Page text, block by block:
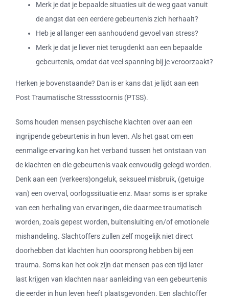
Merk je dat je bepaalde situaties uit de weg gaat vanuit
de angst dat een eerdere gebeurtenis zich herhaalt?
Heb je al langer een aanhoudend gevoel van stress?
Merk je dat je liever niet terugdenkt aan een bepaalde
gebeurtenis, omdat dat veel spanning bij je veroorzaakt?
Herken je bovenstaande? Dan is er kans dat je lijdt aan een
Post Traumatische Stressstoornis (PTSS).
Soms houden mensen psychische klachten over aan een
ingrijpende gebeurtenis in hun leven. Als het gaat om een
eenmalige ervaring kan het verband tussen het ontstaan van
de klachten en die gebeurtenis vaak eenvoudig gelegd worden.
Denk aan een (verkeers)ongeluk, seksueel misbruik, (getuige
van) een overval, oorlogssituatie enz. Maar soms is er sprake
van een herhaling van ervaringen, die daarmee traumatisch
worden, zoals gepest worden, buitensluiting en/of emotionele
mishandeling. Slachtoffers zullen zelf mogelijk niet direct
doorhebben dat klachten hun ooorsprong hebben bij een
trauma. Soms kan het ook zijn dat mensen pas een tijd later
last krijgen van klachten naar aanleiding van een gebeurtenis
die eerder in hun leven heeft plaatsgevonden. Een slachtoffer